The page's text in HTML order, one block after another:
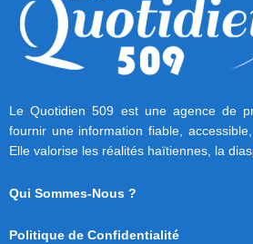
Le Quotidien 509 est une agence de
fournir une information fiable,
Elle valorise les réalités haïtiennes, la
Qui Sommes-Nous ?
Politique de Confidentialité